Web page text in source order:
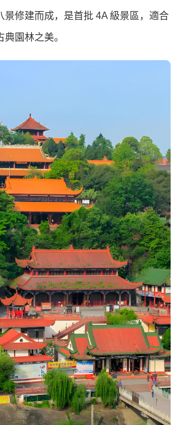
景修建而成，是首批 4A 級景區，適合
園林之美。